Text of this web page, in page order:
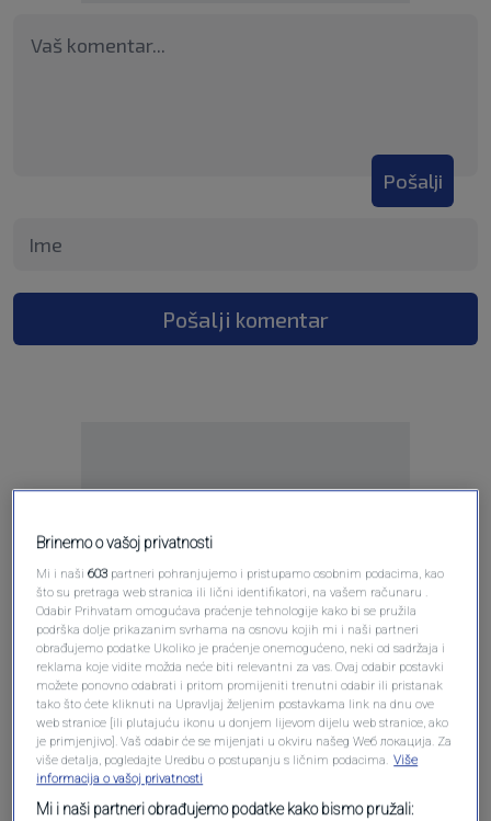
Pošalji
Pošalji komentar
Brinemo o vašoj privatnosti
Mi i naši603 partneri pohranjujemo i pristupamo osobnim podacima, kao
što su pretraga web stranica ili lični identifikatori, na vašem računaru .
Odabir Prihvatam omogućava praćenje tehnologije kako bi se pružila
podrška dolje prikazanim svrhama na osnovu kojih mi i naši partneri
obrađujemo podatke Ukoliko je praćenje onemogućeno, neki od sadržaja i
reklama koje vidite možda neće biti relevantni za vas. Ovaj odabir postavki
možete ponovno odabrati i pritom promijeniti trenutni odabir ili pristanak
tako što ćete kliknuti na Upravljaj željenim postavkama link na dnu ove
web stranice [ili plutajuću ikonu u donjem lijevom dijelu web stranice, ako
je primjenjivo]. Vaš odabir će se mijenjati u okviru našeg Wеб локација. Za
više detalja, pogledajte Uredbu o postupanju s ličnim podacima. Više
informacija o vašoj privatnosti
Mi i naši partneri obrađujemo podatke kako bismo pružali: